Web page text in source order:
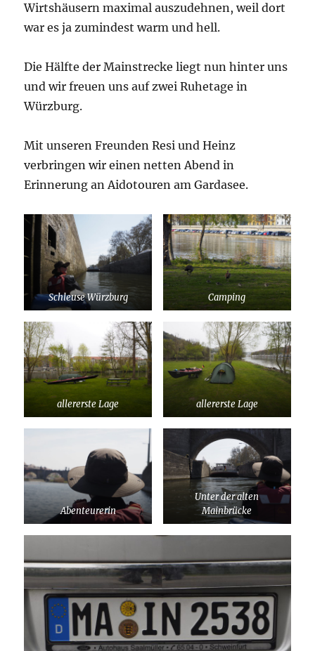
Wirtshäusern maximal auszudehnen, weil dort
war es ja zumindest warm und hell.
Die Hälfte der Mainstrecke liegt nun hinter uns
und wir freuen uns auf zwei Ruhetage in
Würzburg.
Mit unseren Freunden Resi und Heinz
verbringen wir einen netten Abend in
Erinnerung an Aidotouren am Gardasee.
Schleuse Würzburg Camping
allererste Lage allererste Lage
Abenteurerin
Unter der alten
Mainbrücke